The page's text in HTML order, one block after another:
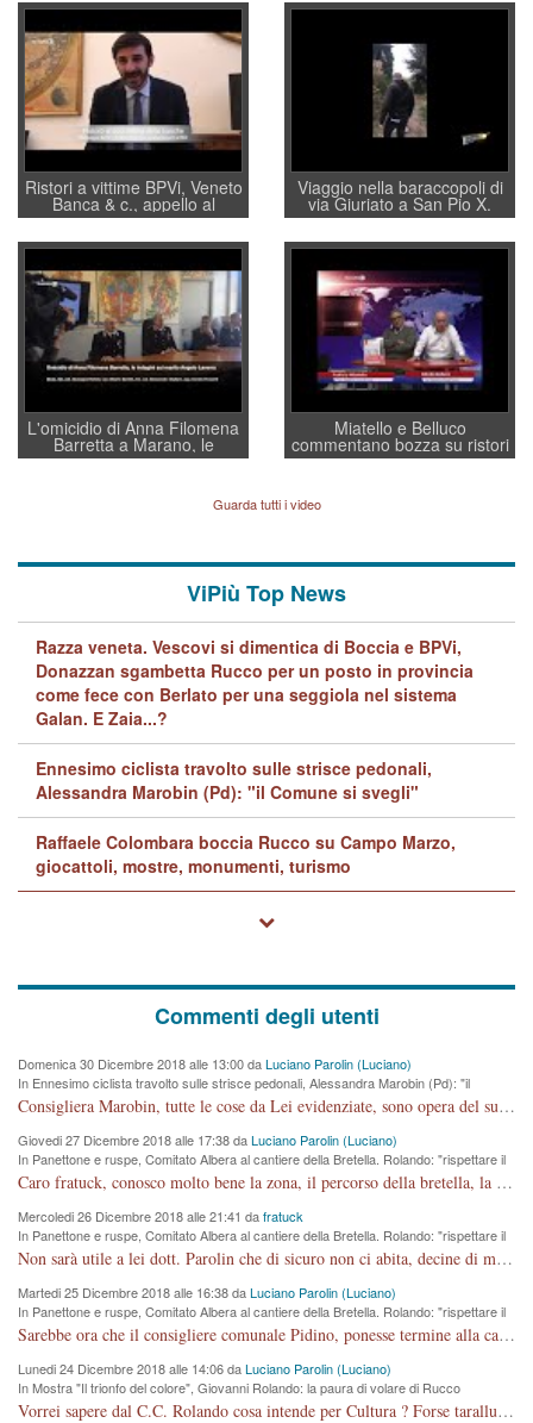
Ristori a vittime BPVi, Veneto
Banca & c., appello al
sottosegretario Alessio
Villarosa: per mettere ordine
convochi con Di Maio CNCU
a supporto della cabina di
regia al Mef
Viaggio nella baraccopoli di
via Giuriato a San Pio X.
Vicenza ai Vicentini: “faremo
un regalo di Natale ai
residenti”
L'omicidio di Anna Filomena
Barretta a Marano, le
indagini dei carabinieri di
quelle di... Barbara D'Urso
Miatello e Belluco
commentano bozza su ristori
BPVi e Veneto Banca
Guarda tutti i video
ViPiù Top News
Razza veneta. Vescovi si dimentica di Boccia e BPVi,
Donazzan sgambetta Rucco per un posto in provincia
come fece con Berlato per una seggiola nel sistema
Galan. E Zaia...?
Ennesimo ciclista travolto sulle strisce pedonali,
Alessandra Marobin (Pd): "il Comune si svegli"
Raffaele Colombara boccia Rucco su Campo Marzo,
giocattoli, mostre, monumenti, turismo
Commenti degli utenti
Domenica 30 Dicembre 2018 alle 13:00 daLuciano Parolin (Luciano)
In Ennesimo ciclista travolto sulle strisce pedonali, Alessandra Marobin (Pd): "il
Comune si svegli"
Consigliera Marobin, tutte le cose da Lei evidenziate, sono opera del suo ex Assessore e compagno di Partito Antonio Marco Dalla Pozza Assessore alla "progettazione" di piste ciclabili e altre porcherie. A lui manderei il conto da saldare per incidenti e danni alle persone. E' ora che "finiamola." Avete perso rassegnatevi. qui IL SINDACO RUCCO NON C'ENTRA PER NIENTE. CAPITO!!!!!!!! Amen.
Giovedi 27 Dicembre 2018 alle 17:38 daLuciano Parolin (Luciano)
In Panettone e ruspe, Comitato Albera al cantiere della Bretella. Rolando: "rispettare il
cronoprogramma"
Caro fratuck, conosco molto bene la zona, il percorso della bretella, la situazione dei cittadini, abito in Viale Trento. A partire dal 2003 ho partecipato al Comitato di Maddalene pro bretella, e a riunioni propositive per apportare modifiche al progetto. Numerose mie foto del territorio sono arrivate a Roma, altri miei interventi (non graditi dalla Sx) sono stati pubblicati dal GdV, assieme ad altri come Ciro Asproso, ora favorevole alla bretella. Ho partecipato alla raccolta firme per la chiusura della strada x 5 giorni eseguita dal Sindaco Hullwech per sforamento 180 Micro/g. Pertanto come impegno per la tematica sono apposto con la coscienza. Ora il Progetto è partito, fine! Voglio dire che la nuova Giunta "comunale" non c'entra più. L'opera sarà "malauguratamente" eseguita, ma non con il mio placet. Il Consigliere Comunale dovrebbe capire che la campagna elettorale è finita, con buona pace di tutti. Quello che invece dovrebbe interessare è la proprietà della strada, dall'uscita autostradale Ovest, sino alla Rotatoria dell'Albara, vi sono tre possessori: Autostrade SpA; La Provincia, il Comune. Come la mettiamo per il futuro ? I costi, da 50 sono saliti a 100 milioni di € come dire 20 milioni a KM (!) da non credere. Comunque si farà. Ma nessuno canti Vittoria, anzi meglio non farne un ulteriore fatto "partitico" per questioni elettorali o di seggio. Se mi manda la sua mail, sono disponibile ad inviare i documenti e le foto sopra descritte. Con ossequi, Luciano Parolin
Mercoledi 26 Dicembre 2018 alle 21:41 dafratuck
In Panettone e ruspe, Comitato Albera al cantiere della Bretella. Rolando: "rispettare il
cronoprogramma"
Non sarà utile a lei dott. Parolin che di sicuro non ci abita, decine di migliaia di TIR, automobili e padroncini che passano quotidianamente per una strada appena rotabile, non è più possibile stendere i panni, attraversare la strada senza rischiare la morte, le case stanno crepando, i tempi sono cambiati e la bretella non passerà assolutamente per maddalene (ma cosa sta a dire?!), dia invece responsabilità a chi ha costruito tagliando la strada che doveva invece terminare a isola vicentina e non al moracchino lasciando Motta di Costabissara ancora in panne di traffico. I tempi sono cambiati dottore e se l'anagrafe della vita stagna nell'essere umano impressioni conservatrici, la società non le considera perchè va avanti, si industrializza e ha bisogno di infrastrutture e di sviluppo. Ultima considerazione, se è geloso di Rolando perchè vede in lui solo campagne politiche mentre si difendono i SOLI diritti dei cittadini, la preghiamo faccia considerazioni più appropriate. Saluti e complimenti per i suoi scritti.
Martedi 25 Dicembre 2018 alle 16:38 daLuciano Parolin (Luciano)
In Panettone e ruspe, Comitato Albera al cantiere della Bretella. Rolando: "rispettare il
cronoprogramma"
Sarebbe ora che il consigliere comunale Pidino, ponesse termine alla campagna elettorale nel territorio del suo seggio Villaggio del Sole. La tiraca è iniziata, distruggerà 6 km di prateria ovest della città, ricca di fonti e sorgenti d'acqua. I cittadini di Maddalene non avranno più Pace la notte. Molta colpa per la costruzione di questa Strada è proprio del signor Rolando,dei suoi gazebo mobili e che vuol far passare questa opera VANDALICA come progetto "utile" a chi ? Non è cosa seria sig. Rolando!
Lunedi 24 Dicembre 2018 alle 14:06 daLuciano Parolin (Luciano)
In Mostra "Il trionfo del colore", Giovanni Rolando: la paura di volare di Rucco
Vorrei sapere dal C.C. Rolando cosa intende per Cultura ? Forse tarallucci, vino e sagre, o spaghetti tricolori del PD ? Il continuo (s)parlare della mostra a Palazzo Chiericati caro consigliere DANNEGGIA FORTEMENTE l'immagine della città TUTTA e fa deviare i consensi che in RUSSIA (badi bene ex U.R.S.S.) sono ECCELLENTI. A livello artistico l'evento è di alta Valenza culturale, COMPITO di Tutta la Cittadinanza fare il possibile per propagandare l'iniziativa senza farne UN CASO PARTITICO come fa Lei da sempre. Meno Gazebo + Partecipazione! E così sia. Amen.